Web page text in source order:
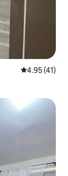
レビュー41
4.95 (41)